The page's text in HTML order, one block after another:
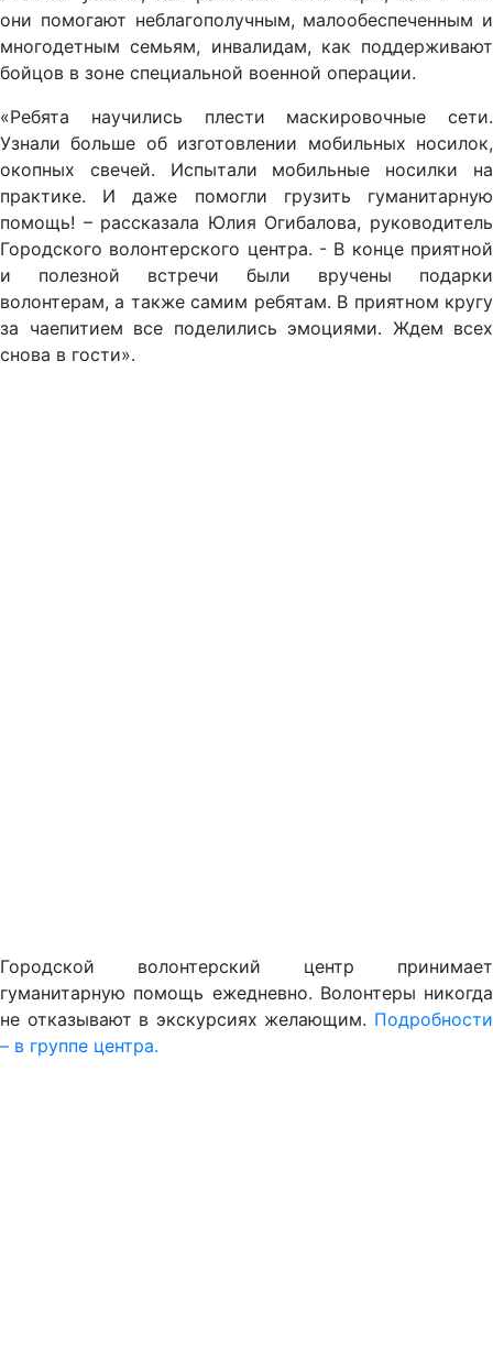
они помогают неблагополучным, малообеспеченным и
многодетным семьям, инвалидам, как поддерживают
бойцов в зоне специальной военной операции.
«Ребята научились плести маскировочные сети.
Узнали больше об изготовлении мобильных носилок,
окопных свечей. Испытали мобильные носилки на
практике. И даже помогли грузить гуманитарную
помощь! – рассказала Юлия Огибалова, руководитель
Городского волонтерского центра. - В конце приятной
и полезной встречи были вручены подарки
волонтерам, а также самим ребятам. В приятном кругу
за чаепитием все поделились эмоциями. Ждем всех
снова в гости».
Городской волонтерский центр принимает
гуманитарную помощь ежедневно. Волонтеры никогда
не отказывают в экскурсиях желающим. Подробности
– в группе центра.